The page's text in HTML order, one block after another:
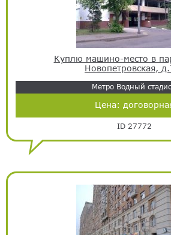
Куплю машино-место в
Новопетровская,
Метро Водный
Цена:
ID 27772